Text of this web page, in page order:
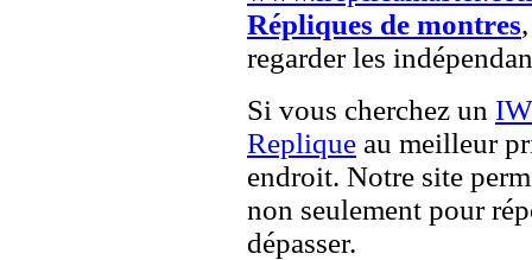
Répliques de montres
regarder les
Si vous cherchez un
Replique au meilleur
endroit. Notre site
non seulement pour
dépasser.